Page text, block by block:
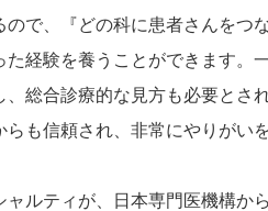
で、『どの科に患者さんをつ
経験を養うことができます。
総合診療的な見方も必要とさ
も信頼され、非常にやりがい
ルティが、日本専門医機構か